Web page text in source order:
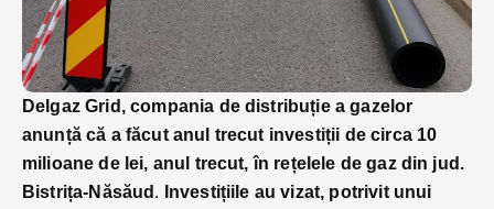
Delgaz Grid, compania de distribuție a gazelor
anunță că a făcut anul trecut investiții de circa 10
milioane de lei, anul trecut, în rețelele de gaz din jud.
Bistrița-Năsăud .
Investițiile au vizat, potrivit unui